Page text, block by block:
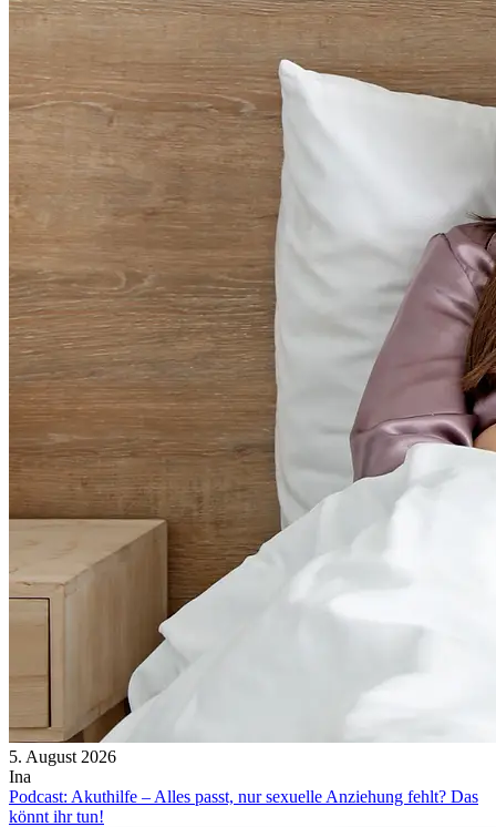
5. August 2026
Ina
Podcast: Akuthilfe – Alles passt, nur sexuelle Anziehung fehlt? Das
könnt ihr tun!